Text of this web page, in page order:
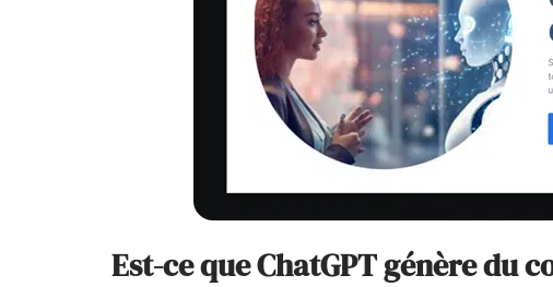
Est-ce que ChatGPT génère du